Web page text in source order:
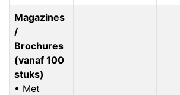
Magazines
/
Brochures
(vanaf 100
stuks)
• Met